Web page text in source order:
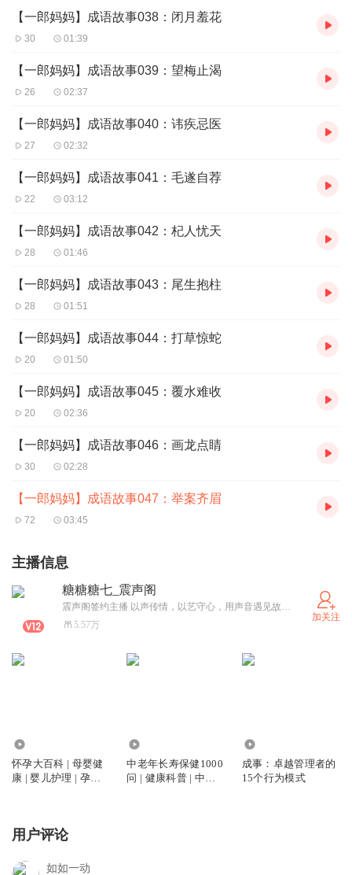
【一郎妈妈】成语故事038：闭月羞花
30 01:39
【一郎妈妈】成语故事039：望梅止渴
26 02:37
【一郎妈妈】成语故事040：讳疾忌医
27 02:32
【一郎妈妈】成语故事041：毛遂自荐
22 03:12
【一郎妈妈】成语故事042：杞人忧天
28 01:46
【一郎妈妈】成语故事043：尾生抱柱
28 01:51
【一郎妈妈】成语故事044：打草惊蛇
20 01:50
【一郎妈妈】成语故事045：覆水难收
20 02:36
【一郎妈妈】成语故事046：画龙点睛
30 02:28
【一郎妈妈】成语故事047：举案齐眉
72 03:45
主播信息
糖糖糖七_震声阁
震声阁签约主播 以声传情，以艺守心，用声音遇见故事！ 招男女cv，后期，对轨，画本等
5.57万
加关注
怀孕大百科 | 母婴健
康 | 婴儿护理 | 孕产
中老年长寿保健1000
问 | 健康科普 | 中老
成事：卓越管理者的
15个行为模式
用户评论
如如一动